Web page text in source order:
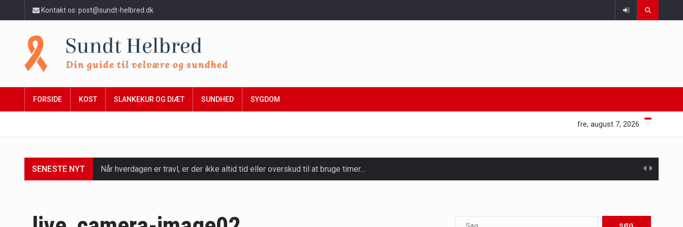
Kontakt os: post@sundt-helbred.dk
FORSIDE KOST SLANKEKUR OG DIÆT SUNDHED SYGDOM
fre, august 7, 2026
SENESTE NYT Når hverdagen er travl, er der ikke altid tid eller overskud til at bruge timer…
Mælkesyrebakterier er små, men utroligt kraftfulde mikroorganismer, der spiller en afgørende rolle i at opretholde…